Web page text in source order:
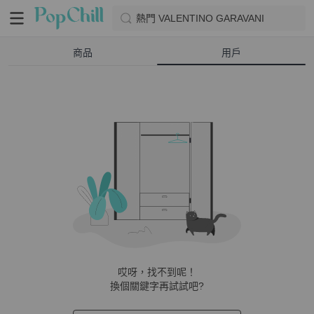
熱門 VALENTINO GARAVANI
商品 用戶
哎呀，找不到呢！
換個關鍵字再試試吧?